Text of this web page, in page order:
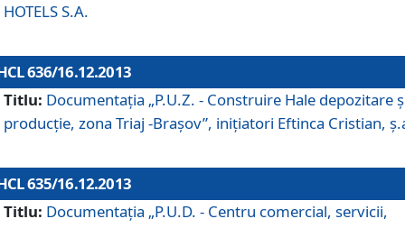
HOTELS S.A.
636/16.12.2013
Titlu: Documentaţia „P.U.Z. - Construire Hale depozitare
producţie, zona Triaj -Braşov”, iniţiatori Eftinca Cristian,
635/16.12.2013
Titlu: Documentaţia „P.U.D. - Centru comercial, servicii,